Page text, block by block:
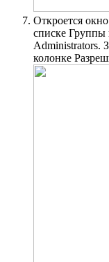
Откроется
списке Группы
Administrators.
колонке